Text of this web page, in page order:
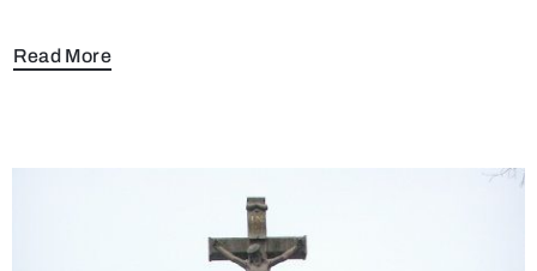
Read More